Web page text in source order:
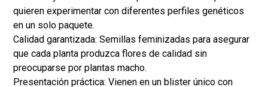
quieren experimentar con diferentes perfiles genéticos
en un solo paquete.
Calidad garantizada: Semillas feminizadas para asegurar
que cada planta produzca flores de calidad sin
preocuparse por plantas macho.
Presentación práctica: Vienen en un blister único con